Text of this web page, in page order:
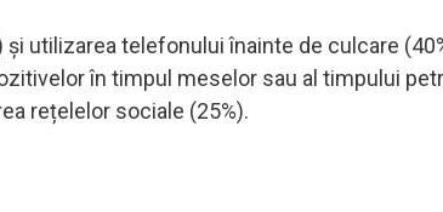
și utilizarea telefonului înainte de culcare
în timpul meselor sau al timpului
rețelelor sociale (25%).